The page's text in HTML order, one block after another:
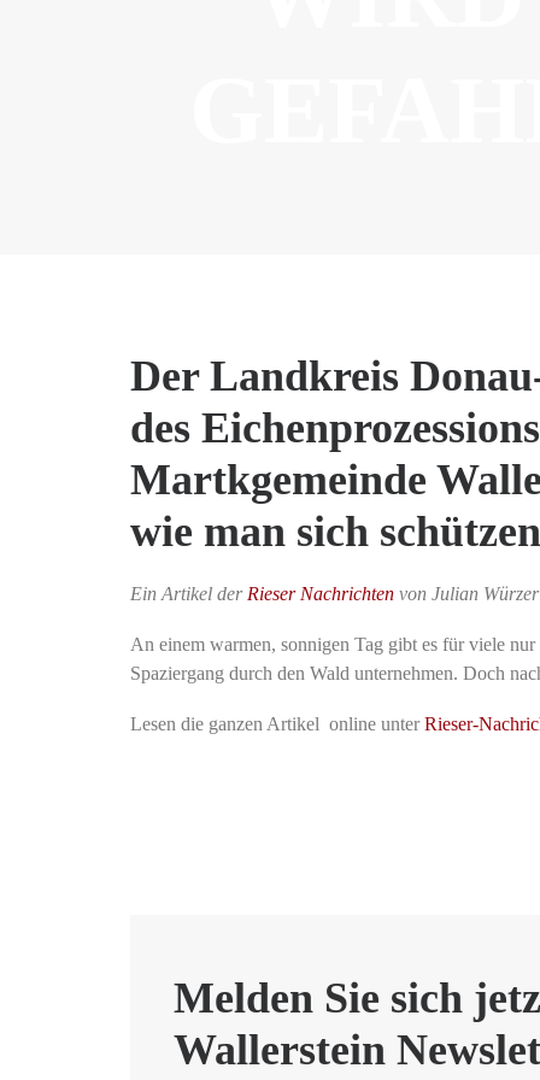
Der Landkreis
des
Martkgemeinde
wie man sich
Ein Artikel der Rieser Nachrichten von Julian Würzer
An einem warmen, sonnigen Tag gibt es für viele
Spaziergang durch den Wald unternehmen. Doch
Lesen die ganzen Artikel online unterRieser-
Melden Sie sich
Wallerstein